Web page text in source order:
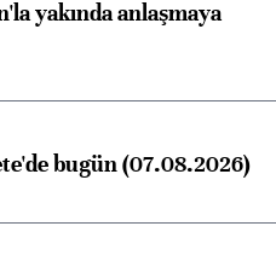
yakında anlaşmaya
bugün (07.08.2026)